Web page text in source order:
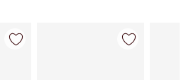
1 sur 89 Article 2 sur 89